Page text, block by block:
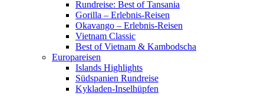
Rundreise: Best of Tansania
Gorilla – Erlebnis-Reisen
Okavango – Erlebnis-Reisen
Vietnam Classic
Best of Vietnam & Kambodscha
Europareisen
Islands Highlights
Südspanien Rundreise
Kykladen-Inselhüpfen